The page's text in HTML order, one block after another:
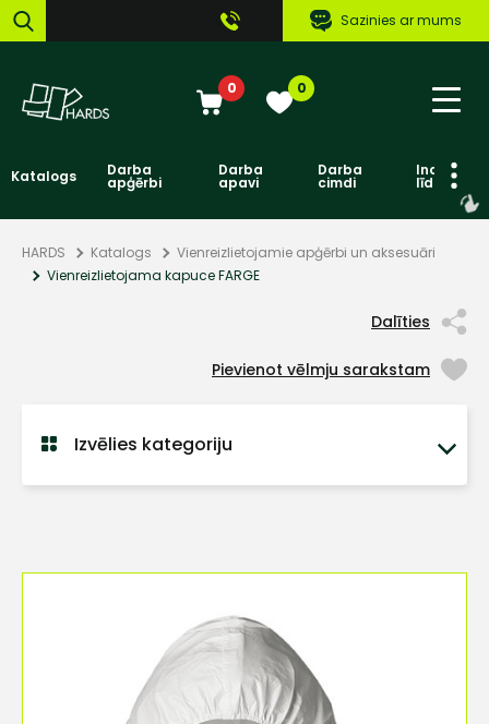
Sazinies ar mums
0 0
Katalogs Darba
apģērbi
Darba
apavi
Darba
cimdi līdzekļi
HARDS Katalogs
Vienreizlietojamie apģērbi un aksesuāri
Vienreizlietojama kapuce FARGE
Dalīties
Pievienot vēlmju sarakstam
Izvēlies kategoriju